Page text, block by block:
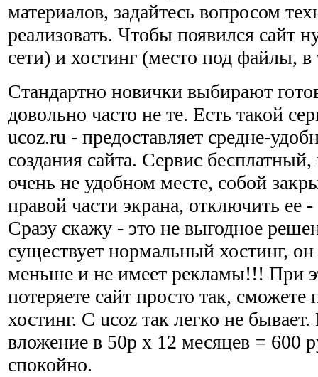
материалов, задайтесь вопросом
реализовать. Чтобы появился сайт
сети) и хостинг (место под файлы,
Стандартно новички выбирают
довольно часто не те. Есть такой
ucoz.ru - предоставляет средне-
создания сайта. Сервис
очень не удобном месте, собой
правой части экрана, отключить ее
Сразу скажу - это не выгодное
существует нормальный хостинг, он
меньше и не имеет рекламы!!! При
потеряете сайт просто так, сможете
хостинг. С ucoz так легко не
вложение в 50р х 12 месяцев = 600
спокойно.